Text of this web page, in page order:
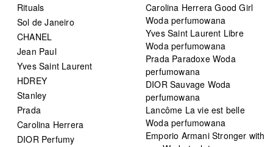
Rituals
Sol de Janeiro
CHANEL
Jean Paul
Yves Saint Laurent
HDREY
Stanley
Prada
Carolina Herrera
DIOR Perfumy
Carolina Herrera Good Girl
Woda perfumowana
Yves Saint Laurent Libre
Woda perfumowana
Prada Paradoxe Woda
perfumowana
DIOR Sauvage Woda
perfumowana
Lancôme La vie est belle
Woda perfumowana
Emporio Armani Stronger with